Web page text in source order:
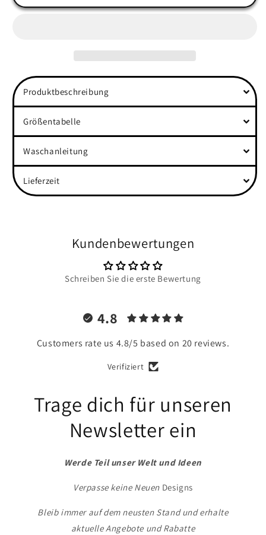
&quot;Bound
Sweatshirt
&quot;Bound
Sweatshirt
Produktbeschreibung
Größentabelle
Waschanleitung
Lieferzeit
Kundenbewertungen
Schreiben Sie die erste Bewertung
4.8
Customers rate us 4.8/5 based on 20 reviews.
Verifiziert
Trage dich für unseren
Newsletter ein
Werde Teil unser Welt und Ideen
Verpasse keine Neuen Designs
Bleib immer auf dem neusten Stand und erhalte
aktuelle Angebote und Rabatte